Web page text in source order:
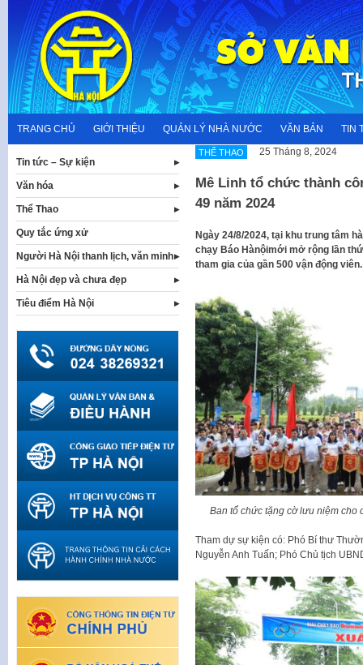
content
TRANG CHỦ GIỚI THIỆU QUẢN LÝ NHÀ NƯỚC VĂN BẢN TIN
THỂ THAO 25 Tháng 8, 2024
Mê Linh tổ chức thành
49 năm 2024
Ngày 24/8/2024, tại khu trung tâm
chạy Báo Hànộimới mở rộng lần
tham gia của gần 500 vận động viên.
Ban tổ chức tặng cờ lưu niệm cho
Tham dự sự kiện có: Phó Bí thư
Nguyễn Anh Tuấn; Phó Chủ tịch
Tin tức – Sự kiện
Văn hóa
Thể Thao
Quy tắc ứng xử
Người Hà Nội thanh lịch, văn minh
Hà Nội đẹp và chưa đẹp
Tiêu điểm Hà Nội